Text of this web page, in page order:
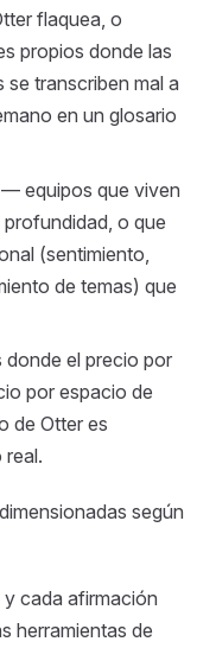
flaquea, o
propios donde las
transcriben mal a
en un glosario
— equipos que viven
o que
(sentimiento,
de temas) que
el precio por
por espacio de
de Otter es
real.
según
cada afirmación
herramientas de